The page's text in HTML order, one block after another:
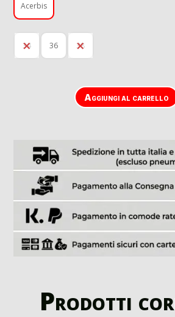
Acerbis
34 36 38
Aggiungi al carrello
Prodotti